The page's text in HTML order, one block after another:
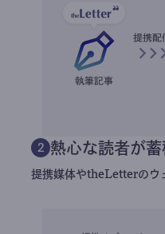
2 熱心な読者が蓄
提携媒体やtheLetterのウ